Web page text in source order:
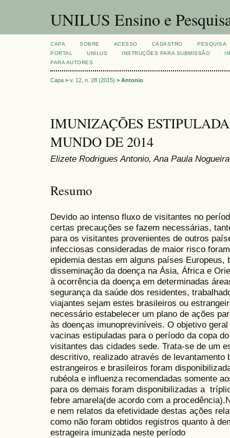
UNILUS Ensino e
CAPA SOBRE ACESSO CADASTRO
PESQUISA
PORTAL
UNILUS INSTRUÇÕES PARA SUBMISSÃO
PARA AUTORES
Capa > v. 12, n. 28 (2015) > Antonio
IMUNIZAÇÕES
MUNDO DE 2014
Elizete Rodrigues Antonio, Ana Paula
Resumo
Devido ao intenso fluxo de visitantes no
certas precauções se fazem necessárias,
para os visitantes provenientes de outros
infecciosas consideradas de maior risco
epidemia destas em alguns países Europeus,
disseminação da doença na Ásia, África e
à ocorrência da doença em determinadas
segurança da saúde dos residentes,
viajantes sejam estes brasileiros ou
necessário estabelecer um plano de ações
às doenças imunopreviníveis. O objetivo
vacinas estipuladas para o período da copa
visitantes das cidades sede. Trata-se de um
descritivo, realizado através de levantamento
estrangeiros e brasileiros foram
rubéola e influenza recomendadas somente
para os demais foram disponibilizadas a
febre amarela(de acordo com a
e nem relatos da efetividade destas ações
como não foram obtidos registros quanto à
estrageira imunizada neste período